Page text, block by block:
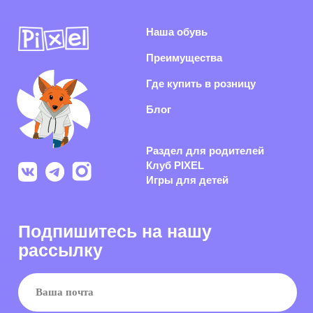
Раскрываем секреты производства, показываем концепты
обуви из нового сезона и каждый день делаем рынок
российской обуви качественнее
Я согласен(-на) сполитикой конфиденциальности и даю согласие на
получение информационной и рекламной рассылки